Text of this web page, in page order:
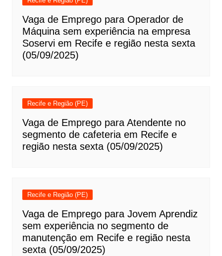
Vaga de Emprego para Operador de
Máquina sem experiência na empresa
Soservi em Recife e região nesta sexta
(05/09/2025)
Recife e Região (PE)
Vaga de Emprego para Atendente no
segmento de cafeteria em Recife e
região nesta sexta (05/09/2025)
Recife e Região (PE)
Vaga de Emprego para Jovem Aprendiz
sem experiência no segmento de
manutenção em Recife e região nesta
sexta (05/09/2025)